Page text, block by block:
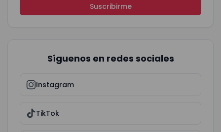
Suscribirme
Síguenos en redes sociales
Instagram
TikTok